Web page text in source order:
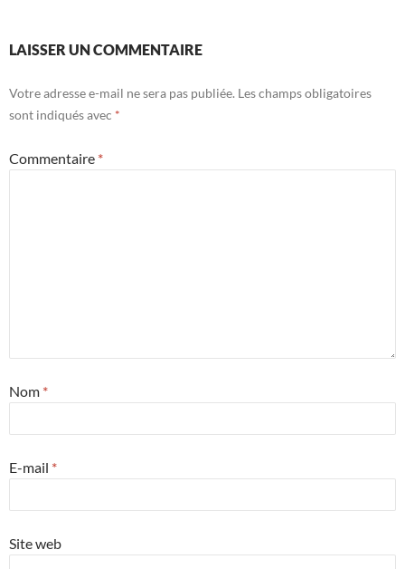
LAISSER UN COMMENTAIRE
Votre adresse e-mail ne sera pas publiée. Les champs obligatoires
sont indiqués avec *
Commentaire *
Nom *
E-mail *
Site web